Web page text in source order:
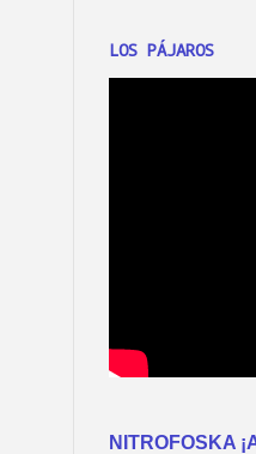
LOS PÁJAROS
NITROFOSKA